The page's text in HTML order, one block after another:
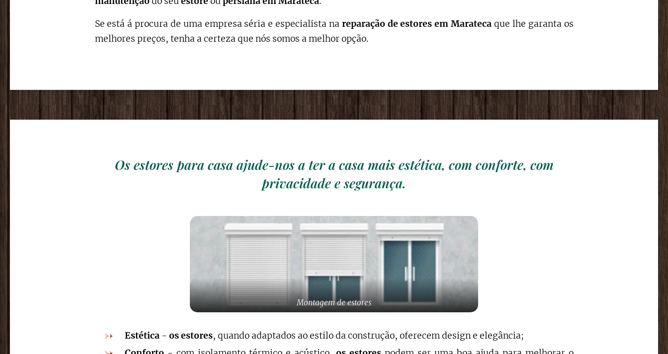
Se está á procura de uma empresa séria e especialista na reparação de estores emMarateca que lhe garanta os
melhores preços, tenha a certeza que nós somos a melhor opção.
Os estores para casa ajude-nos a ter a casa mais estética, com conforte, com
privacidade e segurança.
Montagem de estores
Estética- os estores, quando adaptados ao estilo da construção, oferecem design e elegância;